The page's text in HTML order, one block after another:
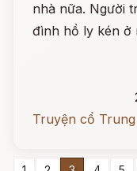
nhà nữa. Người
đình hồ ly kén ở
Truyện cổ